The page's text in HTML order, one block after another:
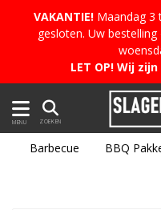
VAKANTIE! Maandag 3
gesloten. Uw
LET OP! Wij
MENU ZOEKEN
Barbecue BBQ